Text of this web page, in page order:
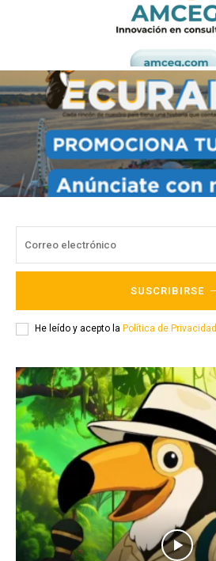
SUSCRIBIRSE
He leído y acepto la Política de Privacidad